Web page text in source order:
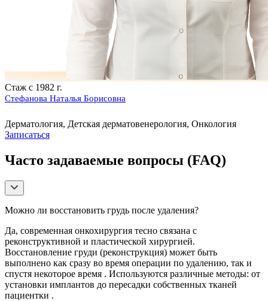
Стаж с 1982 г.
Стефанова Наталья Борисовна
Дерматология, Детская дерматовенерология, Онкология
Записаться
Часто задаваемые вопросы (FAQ)
Можно ли восстановить грудь после удаления?
Да, современная онкохирургия тесно связана с
реконструктивной и пластической хирургией.
Восстановление груди (реконструкция) может быть
выполнено как сразу во время операции по удалению, так и
спустя некоторое время . Используются различные методы: от
установки имплантов до пересадки собственных тканей
пациентки .